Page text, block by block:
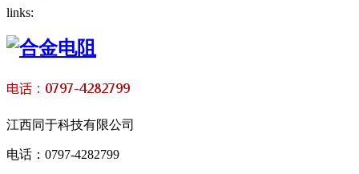
links:
江西同于科技有限公司
电话：0797-4282799